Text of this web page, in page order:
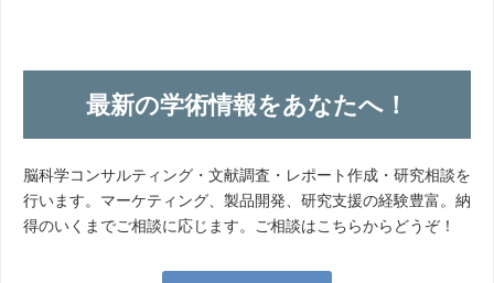
最新の学術情報をあなたへ！
脳科学コンサルティング・文献調査・レポート作成・研究相談を
行います。マーケティング、製品開発、研究支援の経験豊富。納
得のいくまでご相談に応じます。ご相談はこちらからどうぞ！